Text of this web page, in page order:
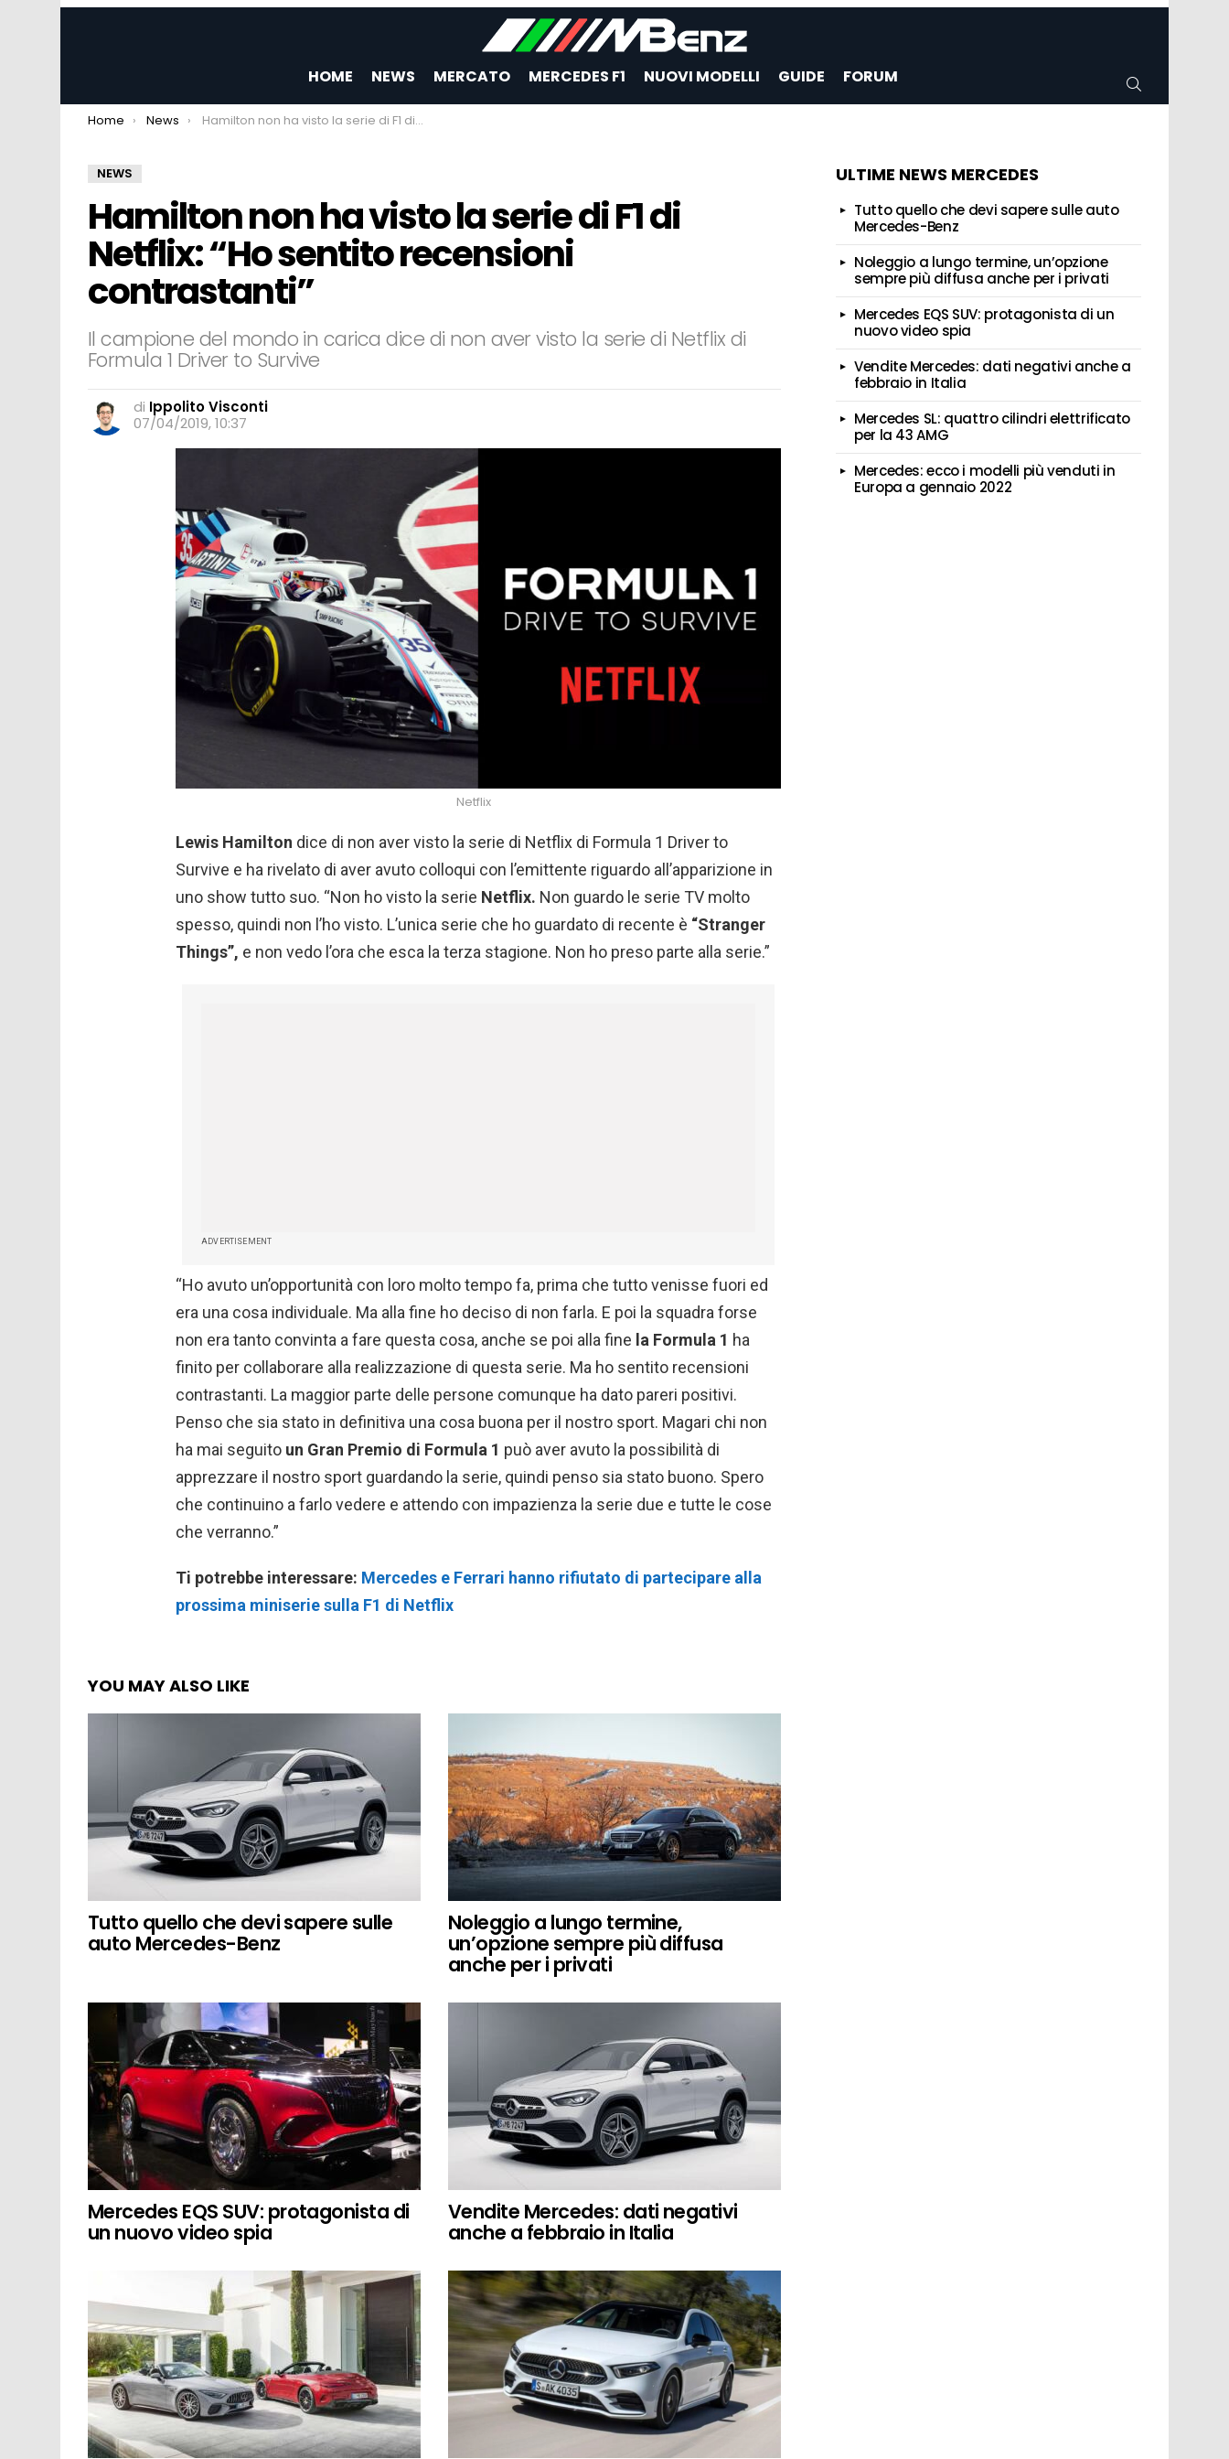
HOME NEWS MERCATO MERCEDES F1 NUOVI MODELLI GUIDE FORUM
You are here:
Home News Hamilton non ha visto la serie di F1 di Netflix: “Ho sentito recensioni contrastanti”
NEWS
Hamilton non ha visto la serie di F1 di
Netflix: “Ho sentito recensioni
contrastanti”
Il campione del mondo in carica dice di non aver visto la serie di Netflix di
Formula 1 Driver to Survive
di Ippolito Visconti
07/04/2019, 10:37
Netflix
Lewis Hamilton dice di non aver visto la serie di Netflix di Formula 1 Driver to
Survive e ha rivelato di aver avuto colloqui con l’emittente riguardo all’apparizione in
uno show tutto suo. “Non ho visto la serie Netflix. Non guardo le serie TV molto
spesso, quindi non l’ho visto. L’unica serie che ho guardato di recente è “Stranger
Things”, e non vedo l’ora che esca la terza stagione. Non ho preso parte alla serie.”
ADVERTISEMENT
“Ho avuto un’opportunità con loro molto tempo fa, prima che tutto venisse fuori ed
era una cosa individuale. Ma alla fine ho deciso di non farla. E poi la squadra forse
non era tanto convinta a fare questa cosa, anche se poi alla fine la Formula 1 ha
finito per collaborare alla realizzazione di questa serie. Ma ho sentito recensioni
contrastanti. La maggior parte delle persone comunque ha dato pareri positivi.
Penso che sia stato in definitiva una cosa buona per il nostro sport. Magari chi non
ha mai seguito un Gran Premio di Formula 1 può aver avuto la possibilità di
apprezzare il nostro sport guardando la serie, quindi penso sia stato buono. Spero
che continuino a farlo vedere e attendo con impazienza la serie due e tutte le cose
che verranno.”
Ti potrebbe interessare: Mercedes e Ferrari hanno rifiutato di partecipare alla
prossima miniserie sulla F1 di Netflix
YOU MAY ALSO LIKE
Tutto quello che devi sapere sulle
auto Mercedes-Benz
Noleggio a lungo termine,
un’opzione sempre più diffusa
anche per i privati
Mercedes EQS SUV: protagonista di
un nuovo video spia
Vendite Mercedes: dati negativi
anche a febbraio in Italia
ULTIME NEWS MERCEDES
Tutto quello che devi sapere sulle auto
Mercedes-Benz
Noleggio a lungo termine, un’opzione
sempre più diffusa anche per i privati
Mercedes EQS SUV: protagonista di un
nuovo video spia
Vendite Mercedes: dati negativi anche a
febbraio in Italia
Mercedes SL: quattro cilindri elettrificato
per la 43 AMG
Mercedes: ecco i modelli più venduti in
Europa a gennaio 2022